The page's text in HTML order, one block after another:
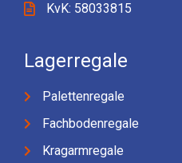
KvK: 58033815
Lagerregale
Palettenregale
Fachbodenregale
Kragarmregale